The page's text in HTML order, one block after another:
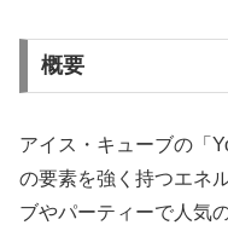
概要
アイス・キューブの「
の要素を強く持つエネ
ブやパーティーで人気